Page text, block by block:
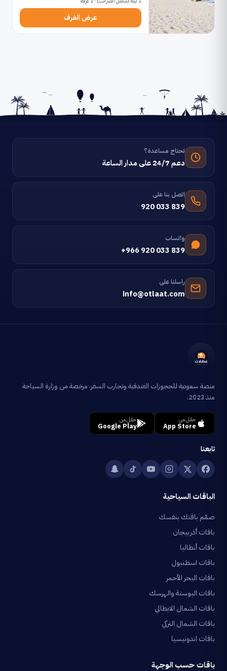
عرض الغرف
تحتاج مساعدة؟
دعم 24/7 على مدار الساعة
اتصل بنا على
920 033 839
واتساب
+966 920 033 839
راسلنا على
info@otlaat.com
منصة سعودية للحجوزات الفندقية وتجارب السفر. مرخصة من وزارة السياحة
منذ 2023.
حمّل من
App Store
حمّل من
Google Play
تابعنا
الباقات السياحية
صمّم باقتك بنفسك
باقات أذربيجان
باقات أنطاليا
باقات اسطنبول
باقات البحر الأحمر
باقات البوسنة والهرسك
باقات الشمال الايطالي
باقات الشمال التركي
باقات اندونيسيا
باقات حسب الوجهة